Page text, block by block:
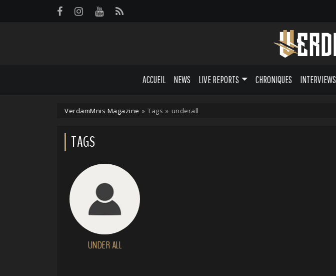
ACCUEIL NEWS LIVE REPORTS CHRONIQUES INTERVIEWS
VerdamMnis Magazine » Tags » underall
TAGS
UNDER ALL
Panneau de gestion des cookies